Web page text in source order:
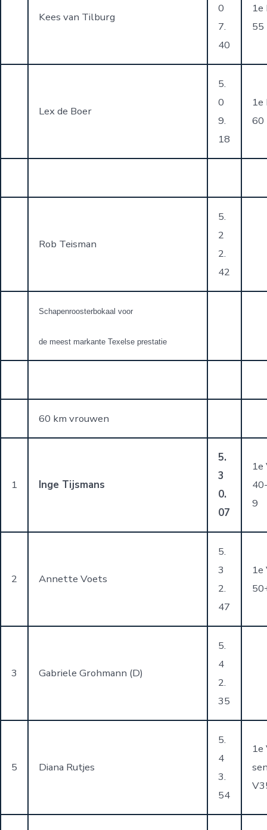
Kees van Tilburg
0
7.
40
1e
55
Lex de Boer
5.
0
9.
18
1e
60
Rob Teisman
5.
2
2.
42
Schapenroosterbokaal voor
de meest markante Texelse prestatie
60 km vrouwen
1 Inge Tijsmans
5.
3
0.
07
1e
9
2 Annette Voets
5.
3
2.
47
1e
3 Gabriele Grohmann (D)
5.
4
2.
35
5 Diana Rutjes
5.
4
3.
54
1e